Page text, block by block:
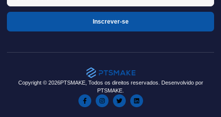
Inscrever-se
Copyright © 2026PTSMAKE, Todos os direitos reservados. Desenvolvido por
PTSMAKE.